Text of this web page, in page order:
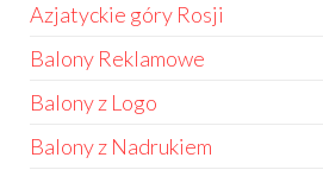
Azjatyckie góry Rosji
Balony Reklamowe
Balony z Logo
Balony z Nadrukiem